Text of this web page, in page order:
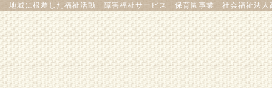
地域に根差した福祉活動 障害福祉サービス 保育園事業 社会福祉法人